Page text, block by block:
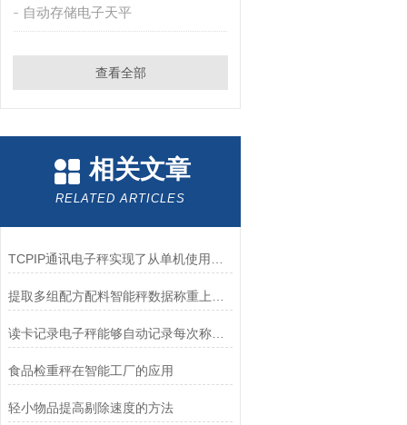
自动存储电子天平
查看全部
相关文章
RELATED ARTICLES
读卡记录电子秤能够自动记录每次称重的数据
食品检重秤在智能工厂的应用
轻小物品提高剔除速度的方法